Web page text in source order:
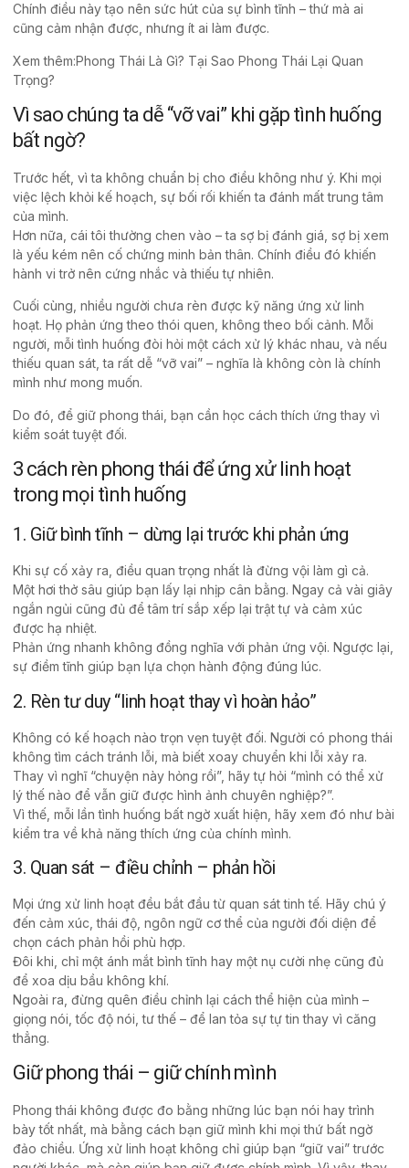
Chính điều này tạo nên sức hút của sự bình tĩnh – thứ mà ai
cũng cảm nhận được, nhưng ít ai làm được.
Xem thêm:Phong Thái Là Gì? Tại Sao Phong Thái Lại Quan
Trọng?
Vì sao chúng ta dễ “vỡ vai” khi gặp tình huống
bất ngờ?
Trước hết, vì ta không chuẩn bị cho điều không như ý. Khi mọi
việc lệch khỏi kế hoạch, sự bối rối khiến ta đánh mất trung tâm
của mình.
Hơn nữa, cái tôi thường chen vào – ta sợ bị đánh giá, sợ bị xem
là yếu kém nên cố chứng minh bản thân. Chính điều đó khiến
hành vi trở nên cứng nhắc và thiếu tự nhiên.
Cuối cùng, nhiều người chưa rèn được kỹ năng ứng xử linh
hoạt. Họ phản ứng theo thói quen, không theo bối cảnh. Mỗi
người, mỗi tình huống đòi hỏi một cách xử lý khác nhau, và nếu
thiếu quan sát, ta rất dễ “vỡ vai” – nghĩa là không còn là chính
mình như mong muốn.
Do đó, để giữ phong thái, bạn cần học cách thích ứng thay vì
kiểm soát tuyệt đối.
3 cách rèn phong thái để ứng xử linh hoạt
trong mọi tình huống
1. Giữ bình tĩnh – dừng lại trước khi phản ứng
Khi sự cố xảy ra, điều quan trọng nhất là đừng vội làm gì cả.
Một hơi thở sâu giúp bạn lấy lại nhịp cân bằng. Ngay cả vài giây
ngắn ngủi cũng đủ để tâm trí sắp xếp lại trật tự và cảm xúc
được hạ nhiệt.
Phản ứng nhanh không đồng nghĩa với phản ứng vội. Ngược lại,
sự điềm tĩnh giúp bạn lựa chọn hành động đúng lúc.
2. Rèn tư duy “linh hoạt thay vì hoàn hảo”
Không có kế hoạch nào trọn vẹn tuyệt đối. Người có phong thái
không tìm cách tránh lỗi, mà biết xoay chuyển khi lỗi xảy ra.
Thay vì nghĩ “chuyện này hỏng rồi”, hãy tự hỏi “mình có thể xử
lý thế nào để vẫn giữ được hình ảnh chuyên nghiệp?”.
Vì thế, mỗi lần tình huống bất ngờ xuất hiện, hãy xem đó như bài
kiểm tra về khả năng thích ứng của chính mình.
3. Quan sát – điều chỉnh – phản hồi
Mọi ứng xử linh hoạt đều bắt đầu từ quan sáttinh tế. Hãy chú ý
đến cảm xúc, thái độ, ngôn ngữ cơ thể của người đối diện để
chọn cách phản hồi phù hợp.
Đôi khi, chỉ một ánh mắt bình tĩnh hay một nụ cười nhẹ cũng đủ
để xoa dịu bầu không khí.
Ngoài ra, đừng quên điều chỉnh lại cách thể hiện của mình –
giọng nói, tốc độ nói, tư thế – để lan tỏa sự tự tin thay vì căng
thẳng.
Giữ phong thái – giữ chính mình
Phong thái không được đo bằng những lúc bạn nói hay trình
bày tốt nhất, mà bằng cách bạn giữ mình khi mọi thứ bất ngờ
đảo chiều. Ứng xử linh hoạt không chỉ giúp bạn “giữ vai” trước